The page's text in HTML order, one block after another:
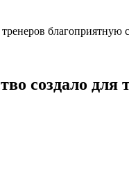
создало